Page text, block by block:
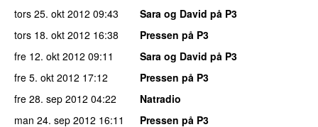
tors 25. okt 2012 09:43
Sara og David på P3
tors 18. okt 2012 16:38
Pressen på P3
fre 12. okt 2012 09:11
Sara og David på P3
fre 5. okt 2012 17:12
Pressen på P3
fre 28. sep 2012 04:22
Natradio
man 24. sep 2012 16:11
Pressen på P3